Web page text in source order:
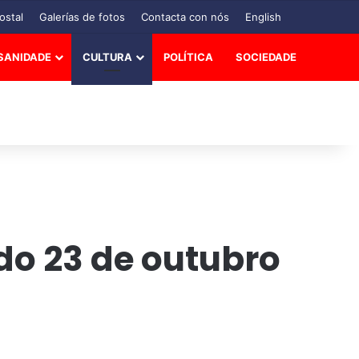
Galerías de fotos Contacta con nós English
CULTURA POLÍTICA SOCIEDADE
23 de outubro